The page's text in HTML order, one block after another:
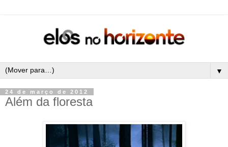
▼
24 de março de 2012
Além da floresta